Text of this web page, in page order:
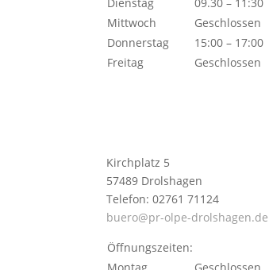
Mittwoch
Geschlossen
Donnerstag
15:00 – 17:00
Freitag
Geschlossen
Kirchplatz 5
57489 Drolshagen
Telefon: 02761 71124
buero@pr-olpe-drolshagen.de
Öffnungszeiten: